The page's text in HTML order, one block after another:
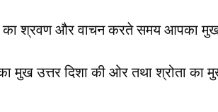
का श्रवण और वाचन करते समय आपका मुख
मुख उत्तर दिशा की ओर तथा श्रोता का